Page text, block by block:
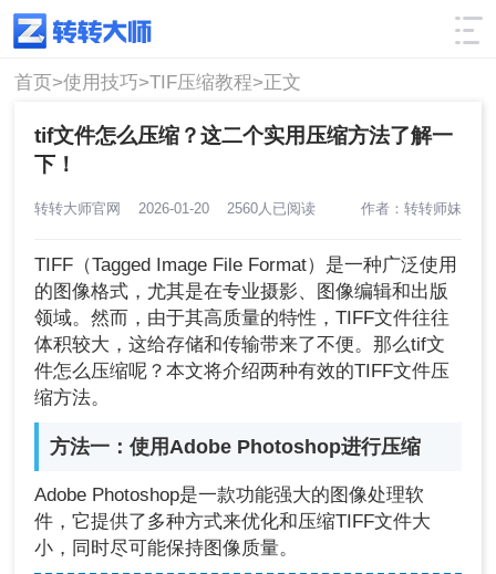
使用技巧 筛选
首页>使用技巧>TIF压缩教程>正文
tif文件怎么压缩？这二个实用压缩方法了解一
下！
转转大师官网 2026-01-20 2560人已阅读 作者：转转师妹
TIFF（Tagged Image File Format）是一种广泛使用
的图像格式，尤其是在专业摄影、图像编辑和出版
领域。然而，由于其高质量的特性，TIFF文件往往
体积较大，这给存储和传输带来了不便。那么tif文
件怎么压缩呢？本文将介绍两种有效的TIFF文件压
缩方法。
方法一：使用Adobe Photoshop进行压缩
Adobe Photoshop是一款功能强大的图像处理软
件，它提供了多种方式来优化和压缩TIFF文件大
小，同时尽可能保持图像质量。